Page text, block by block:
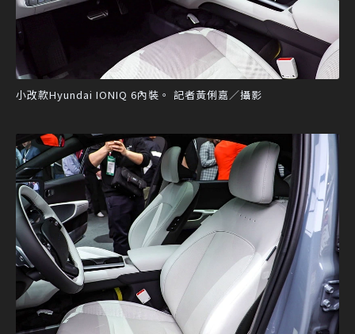
小改款Hyundai IONIQ 6內裝。 記者黃俐嘉／攝影